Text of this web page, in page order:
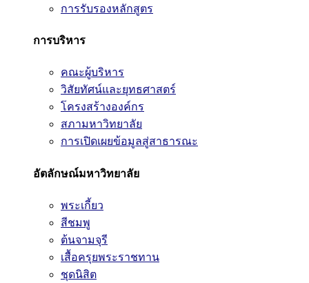
การรับรองหลักสูตร
การบริหาร
คณะผู้บริหาร
วิสัยทัศน์และยุทธศาสตร์
โครงสร้างองค์กร
สภามหาวิทยาลัย
การเปิดเผยข้อมูลสู่สาธารณะ
อัตลักษณ์มหาวิทยาลัย
พระเกี้ยว
สีชมพู
ต้นจามจุรี
เสื้อครุยพระราชทาน
ชุดนิสิต